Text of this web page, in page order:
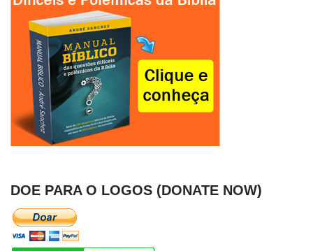
DOE PARA O LOGOS (DONATE NOW)